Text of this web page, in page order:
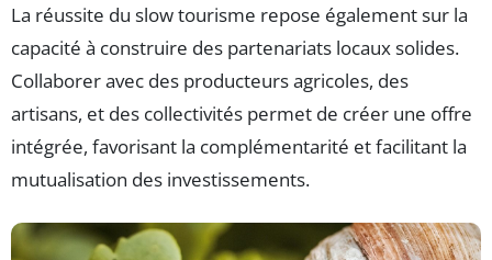
La réussite du slow tourisme repose également sur la
capacité à construire des partenariats locaux solides.
Collaborer avec des producteurs agricoles, des
artisans, et des collectivités permet de créer une offre
intégrée, favorisant la complémentarité et facilitant la
mutualisation des investissements.